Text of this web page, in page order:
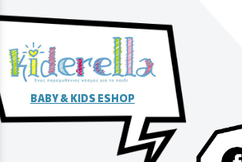
BABY & KIDS ESHOP